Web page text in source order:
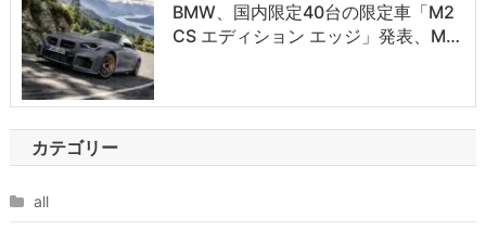
BMW、国内限定40台の限定車「M2
CS エディション エッジ」発表、M…
カテゴリー
all